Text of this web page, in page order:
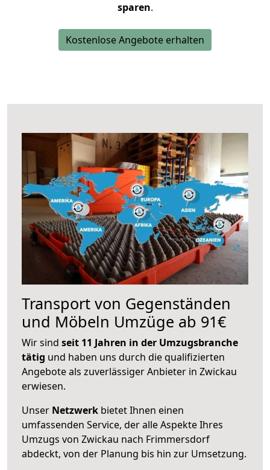
sparen.
Kostenlose Angebote erhalten
Transport von Gegenständen
und Möbeln Umzüge ab 91€
Wir sind seit 11 Jahren in der Umzugsbranche
tätig und haben uns durch die qualifizierten
Angebote als zuverlässiger Anbieter in Zwickau
erwiesen.
Unser Netzwerk bietet Ihnen einen
umfassenden Service, der alle Aspekte Ihres
Umzugs von Zwickau nach Frimmersdorf
abdeckt, von der Planung bis hin zur Umsetzung.